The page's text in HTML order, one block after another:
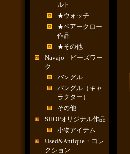
ルト
★ウォッチ
★ベアークロー
作品
★その他
Navajo ビーズワー
ク
バングル
バングル（キャ
ラクター）
その他
SHOPオリジナル作品
小物アイテム
Used&Antique・コレ
クション